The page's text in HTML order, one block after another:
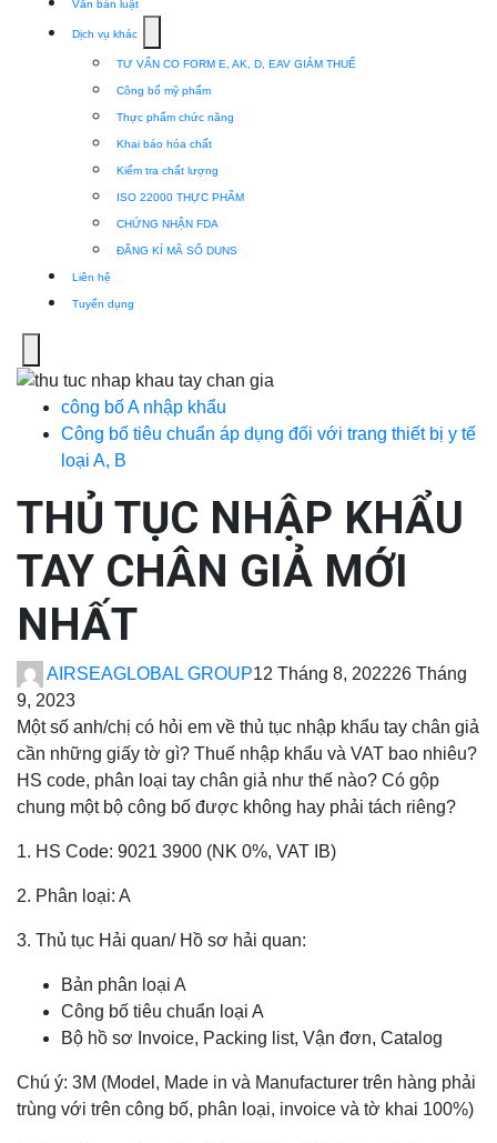
Văn bản luật
Dịch vụ khác
submenu
for
Dịch
vụ
khác
TƯ VẤN CO FORM E, AK, D, EAV GIẢM THUẾ
Công bố mỹ phẩm
Thực phẩm chức năng
Khai báo hóa chất
Kiểm tra chất lượng
ISO 22000 THỰC PHẨM
CHỨNG NHẬN FDA
ĐĂNG KÍ MÃ SỐ DUNS
Liên hệ
Tuyển dụng
công bố A nhập khẩu
Công bố tiêu chuẩn áp dụng đối với trang thiết bị y tế
loại A, B
THỦ TỤC NHẬP KHẨU
TAY CHÂN GIẢ MỚI
NHẤT
AIRSEAGLOBAL GROUP12 Tháng 8, 202226 Tháng
9, 2023
Một số anh/chị có hỏi em về thủ tục nhập khẩu tay chân giả
cần những giấy tờ gì? Thuế nhập khẩu và VAT bao nhiêu?
HS code, phân loại tay chân giả như thế nào? Có gộp
chung một bộ công bố được không hay phải tách riêng?
1. HS Code: 9021 3900 (NK 0%, VAT IB)
2. Phân loại: A
3. Thủ tục Hải quan/ Hồ sơ hải quan:
Bản phân loại A
Công bố tiêu chuẩn loại A
Bộ hồ sơ Invoice, Packing list, Vận đơn, Catalog
Chú ý: 3M (Model, Made in và Manufacturer trên hàng phải
trùng với trên công bố, phân loại, invoice và tờ khai 100%)